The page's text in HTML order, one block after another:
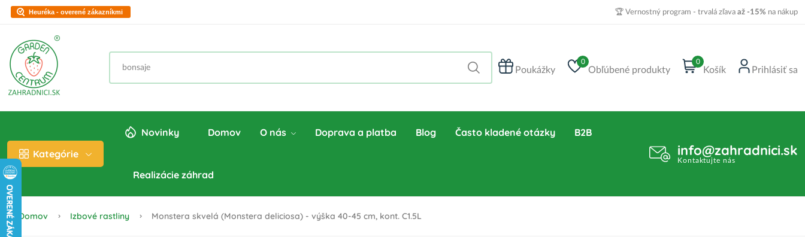
Heuréka - overené zákazníkmi 🏆 Vernostný program - trvalá zľava až -15% na nákup
Poukážky
0
Obľúbené produkty
0
Košík Prihlásiť sa
Kategórie
Novinky Domov O nás Doprava a platba Blog Často kladené otázky B2B
Realizácie záhrad
info@zahradnici.sk
Kontaktujte nás
Domov Izbové rastliny Monstera skvelá (Monstera deliciosa) - výška 40-45 cm, kont. C1.5L